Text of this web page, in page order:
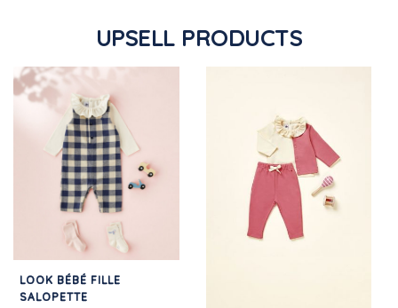
UPSELL PRODUCTS
LOOK BÉBÉ FILLE
SALOPETTE